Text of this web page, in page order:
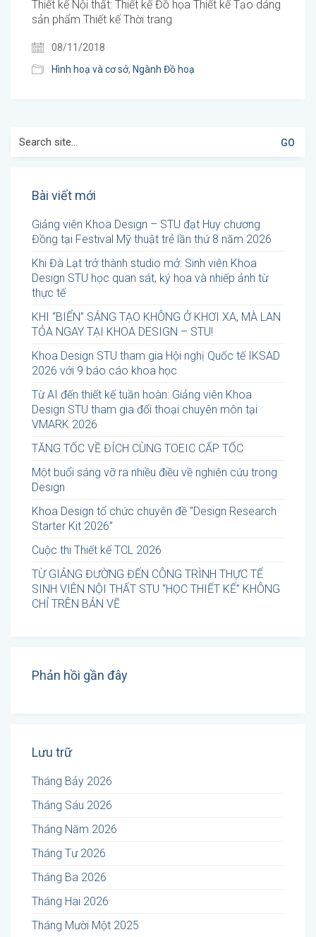
Thiết kế Nội thất: Thiết kế Đồ họa Thiết kế Tạo dáng
sản phẩm Thiết kế Thời trang
08/11/2018
Hình hoạ và cơ sở, Ngành Đồ hoạ
for:
Bài viết mới
Giảng viên Khoa Design – STU đạt Huy chương
Đồng tại Festival Mỹ thuật trẻ lần thứ 8 năm 2026
Khi Đà Lạt trở thành studio mở: Sinh viên Khoa
Design STU học quan sát, ký họa và nhiếp ảnh từ
thực tế
KHI “BIỂN” SÁNG TẠO KHÔNG Ở KHƠI XA, MÀ LAN
TỎA NGAY TẠI KHOA DESIGN – STU!
Khoa Design STU tham gia Hội nghị Quốc tế IKSAD
2026 với 9 báo cáo khoa học
Từ AI đến thiết kế tuần hoàn: Giảng viên Khoa
Design STU tham gia đối thoại chuyên môn tại
VMARK 2026
TĂNG TỐC VỀ ĐÍCH CÙNG TOEIC CẤP TỐC
Một buổi sáng vỡ ra nhiều điều về nghiên cứu trong
Design
Khoa Design tổ chức chuyên đề “Design Research
Starter Kit 2026”
Cuộc thi Thiết kế TCL 2026
TỪ GIẢNG ĐƯỜNG ĐẾN CÔNG TRÌNH THỰC TẾ
SINH VIÊN NỘI THẤT STU “HỌC THIẾT KẾ” KHÔNG
CHỈ TRÊN BẢN VẼ
Phản hồi gần đây
Lưu trữ
Tháng Bảy 2026
Tháng Sáu 2026
Tháng Năm 2026
Tháng Tư 2026
Tháng Ba 2026
Tháng Hai 2026
Tháng Mười Một 2025